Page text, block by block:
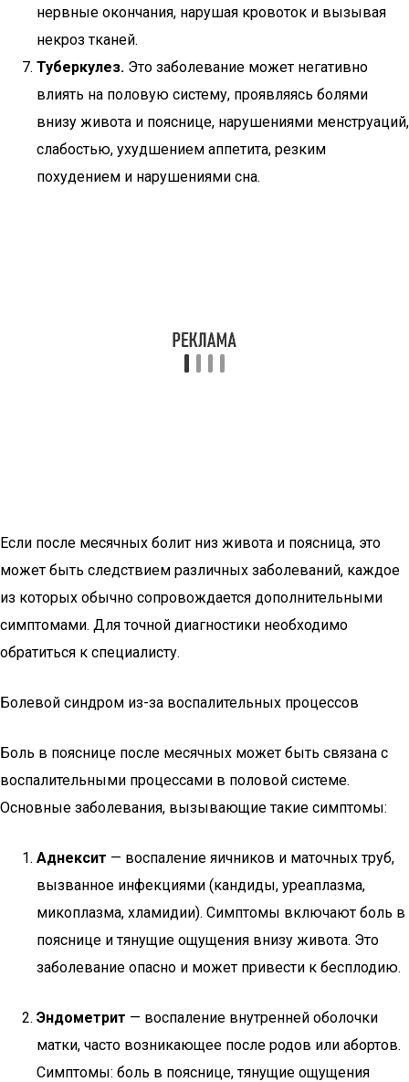
нервные окончания, нарушая кровоток и вызывая
некроз тканей.
Туберкулез. Это заболевание может негативно
влиять на половую систему, проявляясь болями
внизу живота и пояснице, нарушениями менструаций,
слабостью, ухудшением аппетита, резким
похудением и нарушениями сна.
Если после месячных болит низ живота и поясница, это
может быть следствием различных заболеваний, каждое
из которых обычно сопровождается дополнительными
симптомами. Для точной диагностики необходимо
обратиться к специалисту.
Болевой синдром из-за воспалительных процессов
Боль в пояснице после месячных может быть связана с
воспалительными процессами в половой системе.
Основные заболевания, вызывающие такие симптомы:
Аднексит — воспаление яичников и маточных труб,
вызванное инфекциями (кандиды, уреаплазма,
микоплазма, хламидии). Симптомы включают боль в
пояснице и тянущие ощущения внизу живота. Это
заболевание опасно и может привести к бесплодию.
Эндометрит — воспаление внутренней оболочки
матки, часто возникающее после родов или абортов.
Симптомы: боль в пояснице, тянущие ощущения